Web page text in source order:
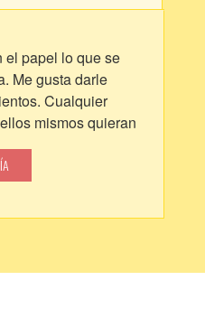
el papel lo que se
Me gusta darle
Cualquier
mismos quieran
de mis dedos. Me